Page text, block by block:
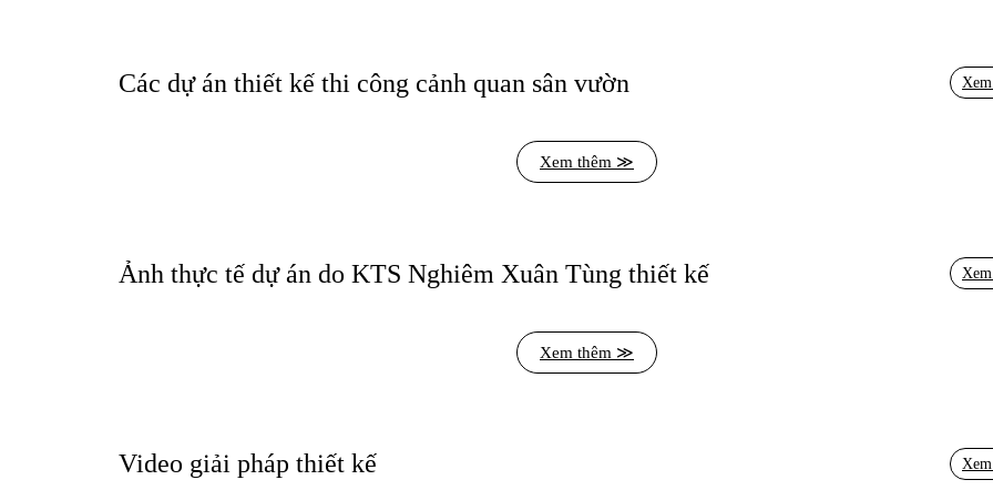
Các dự án thiết kế thi công cảnh quan sân vườn
Xem thêm ≫
Nghiêm Xuân Tùng
Xem thêm ≫
Video giải pháp thiết kế